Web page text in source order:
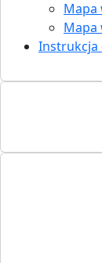
Mapa
Mapa
Instrukcja